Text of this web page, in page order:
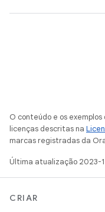
O conteúdo e os
licenças descritas na
marcas registradas da
Última atualização 2023-
CRIAR